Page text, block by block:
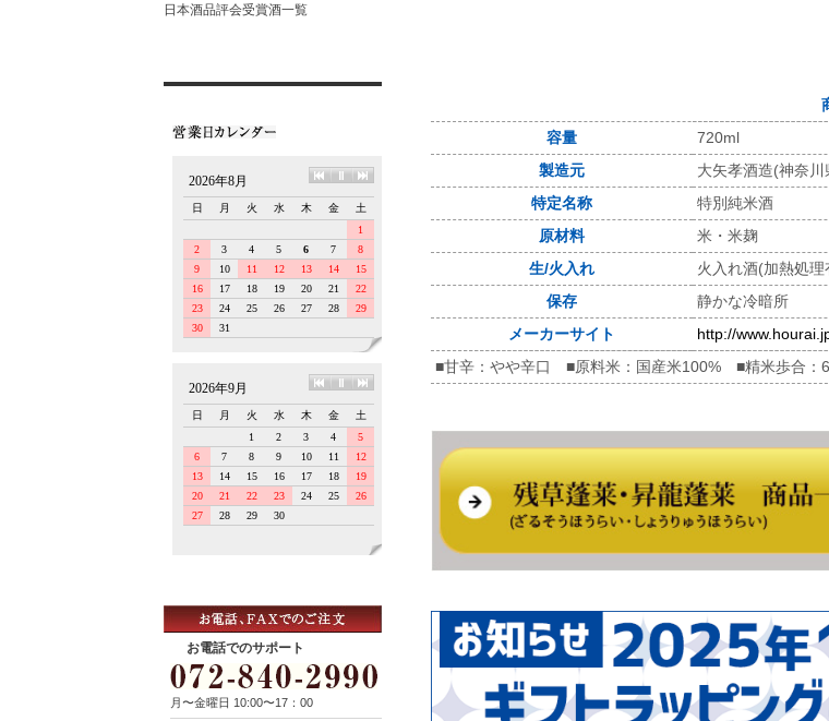
日本酒品評会受賞酒一覧
お電話でのサポート
月〜金曜日 10:00〜17：00
容量
720ml
製造元
大矢孝酒造(神奈川
特定名称
特別純米酒
原材料
米・米麹
生/火入れ
火入れ酒(加熱処理
保存
静かな冷暗所
メーカーサイト
http://
■甘辛：やや辛口 ■原料米：国産米100% ■精米歩合